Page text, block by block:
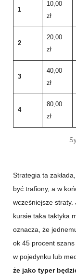
1
10,00
zł
2
20,00
zł
3
40,00
zł
4
80,00
zł
Strategia ta
być trafiony, a w
wcześniejsze straty.
kursie taka taktyka
oznacza, że
ok 45 procent
w pojedynku lub
że jako typer